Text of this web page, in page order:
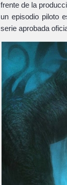
frente de la
un episodio piloto
serie aprobada